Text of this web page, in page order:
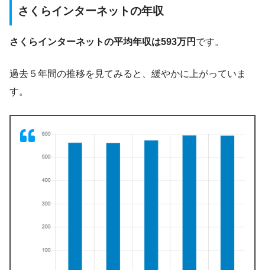
さくらインターネットの年収
さくらインターネットの平均年収は593万円 です。
過去５年間の推移を見てみると、緩やかに上がっていま
す。